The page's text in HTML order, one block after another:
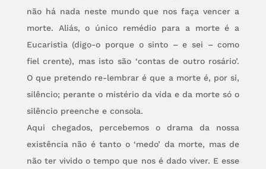
não há nada neste mundo que nos faça vencer a
morte. Aliás, o único remédio para a morte é a
Eucaristia (digo-o porque o sinto – e sei – como
fiel crente), mas isto são ‘contas de outro rosário’.
O que pretendo re-lembrar é que a morte é, por si,
silêncio; perante o mistério da vida e da morte só o
silêncio preenche e consola.
Aqui chegados, percebemos o drama da nossa
existência não é tanto o ‘medo’ da morte, mas de
não ter vivido o tempo que nos é dado viver. E esse